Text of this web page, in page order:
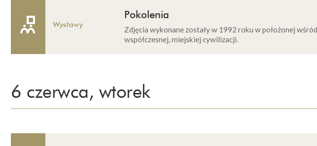
Wystawy
Pokolenia
Zdjęcia wykonane zostały w 1992 roku w położonej
współczesnej, miejskiej cywilizacji.
6 czerwca, wtorek